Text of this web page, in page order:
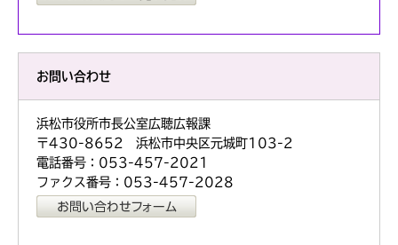
お問い合わせ
浜松市役所市長公室広聴広報課
〒430-8652 浜松市中央区元城町103-2
電話番号：053-457-2021
ファクス番号：053-457-2028